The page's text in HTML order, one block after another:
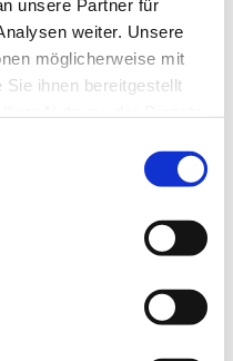
unsere Partner für
weiter. Unsere
möglicherweise mit
ihnen bereitgestellt